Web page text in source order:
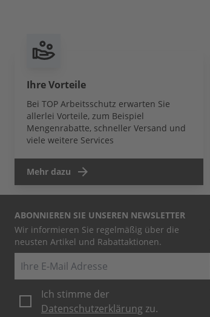
Ihre Vorteile
Bei TOP Arbeitsschutz erwarten Sie
allerlei Vorteile, zum Beispiel
Mengenrabatte, schneller Versand und
viele weitere Services
Mehr dazu
ABONNIEREN SIE UNSEREN NEWSLETTER
Wir informieren Sie regelmäßig über die
neusten Artikel und Rabattaktionen.
E-Mail
Ich stimme der
Datenschutzerklärung zu.